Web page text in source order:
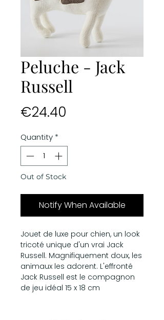
Peluche - Jack
Russell
€24.40
Quantity *
Out of Stock
Notify When Available
Jouet de luxe pour chien, un look
tricoté unique d'un vrai Jack
Russell. Magnifiquement doux, les
animaux les adorent. L'effronté
Jack Russell est le compagnon
de jeu idéal 15 x 18 cm